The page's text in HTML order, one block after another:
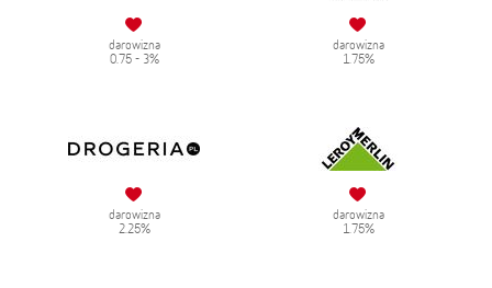
darowizna
0.75 - 3%
darowizna
1.75%
darowizna
2.25%
darowizna
1.75%